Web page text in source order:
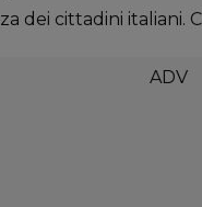
dei cittadini italiani.